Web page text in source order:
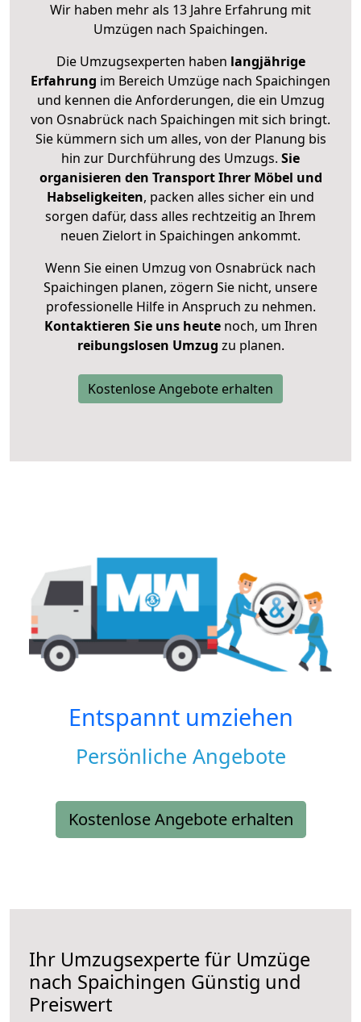
Wir haben mehr als 13 Jahre Erfahrung mit
Umzügen nach Spaichingen.
Die Umzugsexperten haben langjährige
Erfahrung im Bereich Umzüge nach Spaichingen
und kennen die Anforderungen, die ein Umzug
von Osnabrück nach Spaichingen mit sich bringt.
Sie kümmern sich um alles, von der Planung bis
hin zur Durchführung des Umzugs. Sie
organisieren den Transport Ihrer Möbel und
Habseligkeiten, packen alles sicher ein und
sorgen dafür, dass alles rechtzeitig an Ihrem
neuen Zielort in Spaichingen ankommt.
Wenn Sie einen Umzug von Osnabrück nach
Spaichingen planen, zögern Sie nicht, unsere
professionelle Hilfe in Anspruch zu nehmen.
Kontaktieren Sie uns heutenoch, um Ihren
reibungslosen Umzug zu planen.
Kostenlose Angebote erhalten
Entspannt umziehen
Persönliche Angebote
Kostenlose Angebote erhalten
Ihr Umzugsexperte für Umzüge
nach Spaichingen Günstig und
Preiswert